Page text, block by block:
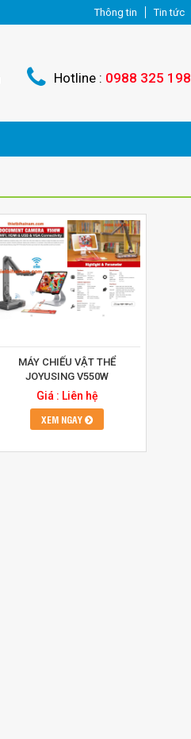
Thông tin Tin tức
Hotline : 0988 325 198
MÁY CHIẾU VẬT THỂ
JOYUSING V550W
Giá : Liên hệ
XEM NGAY